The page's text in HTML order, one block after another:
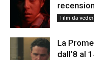
Film da
La
dall’8 al